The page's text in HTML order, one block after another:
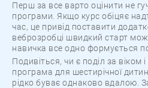
Перш за все варто оцінити не
програми. Якщо курс обіцяє
час, це привід поставити
веброзробці швидкий старт
навичка все одно формується
Подивіться, чи є поділ за віком
програма для шестирічної
рідко буває однаково вдалою.